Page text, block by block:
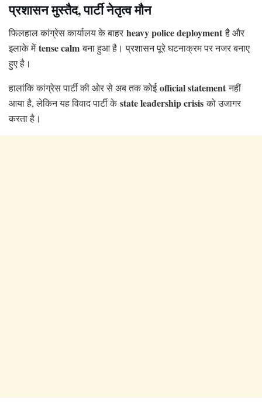
प्रशासन मुस्तैद, पार्टी नेतृत्व मौन
फिलहाल कांग्रेस कार्यालय के बाहर heavy police deploymentहै और
इलाके मेंtense calmबना हुआ है। प्रशासन पूरे घटनाक्रम पर नजर बनाए
हुए है।
हालांकि कांग्रेस पार्टी की ओर से अब तक कोईofficial statementनहीं
आया है, लेकिन यह विवाद पार्टी केstate leadership crisisको उजागर
करता है।